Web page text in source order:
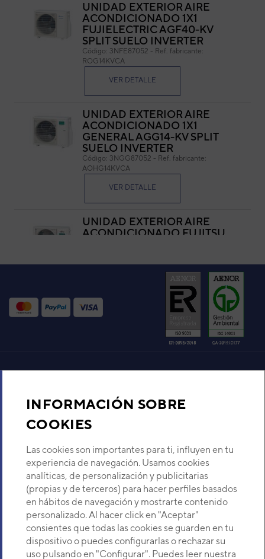
INFORMACIÓN SOBRE
COOKIES
Las cookies son importantes para ti, influyen en tu
experiencia de navegación. Usamos cookies
analíticas, de personalización y publicitarias
(propias y de terceros) para hacer perfiles basados
en hábitos de navegación y mostrarte contenido
personalizado. Al hacer click en "Aceptar"
consientes que todas las cookies se guarden en tu
dispositivo o puedes configurarlas o rechazar su
uso pulsando en "Configurar". Puedes leer nuestra
UNIDAD EXTERIOR AIRE
ACONDICIONADO 1X1
FUJIELECTRIC AGF40-KV
SPLIT SUELO INVERTER
Código: 3NFE87052 - Ref. fabricante:
ROG14KVCA
VER DETALLE
UNIDAD EXTERIOR AIRE
ACONDICIONADO 1X1
GENERAL AGG14-KV SPLIT
SUELO INVERTER
Código: 3NGG87052 - Ref. fabricante:
AOHG14KVCA
VER DETALLE
UNIDAD EXTERIOR AIRE
ACONDICIONADO FUJITSU
Código:3NGF87052-Ref. fabricante:
Ref. fabricante:
Código:
VER DETALLE
Código: 3NGF87052_10 - Ref. fabricante:
AOEG14KVCA
Sobre Nosotros
Descubre Eurofred
Dónde Estamos
¿Buscas un servicio técnico?